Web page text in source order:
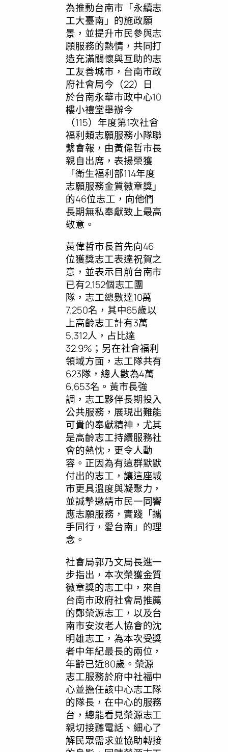
為推動台南市「永續志
工大臺南」的施政願
景，並提升市民參與志
願服務的熱情，共同打
造充滿關懷與互助的志
工友善城市，台南市政
府社會局今（22）日
於台南永華市政中心10
樓小禮堂舉辦今
（115）年度第1次社會
福利類志願服務小隊聯
繫會報，由黃偉哲市長
親自出席，表揚榮獲
「衛生福利部114年度
志願服務金質徽章獎」
的46位志工，向他們
長期無私奉獻致上最高
敬意。
黃偉哲市長首先向46
位獲獎志工表達祝賀之
意，並表示目前台南市
已有2,152個志工團
隊，志工總數達10萬
7,250名，其中65歲以
上高齡志工計有3萬
5,312人，占比達
32.9%；另在社會福利
領域方面，志工隊共有
623隊，總人數為4萬
6,653名。黃市長強
調，志工夥伴長期投入
公共服務，展現出難能
可貴的奉獻精神，尤其
是高齡志工持續服務社
會的熱忱，更令人動
容。正因為有這群默默
付出的志工，讓這座城
市更具溫度與凝聚力，
並誠摯邀請市民一同響
應志願服務，實踐「攜
手同行，愛台南」的理
念。
社會局郭乃文局長進一
步指出，本次榮獲金質
徽章獎的志工中，來自
台南市政府社會局推薦
的鄭榮源志工，以及台
南市安汝老人協會的沈
明雄志工，為本次受獎
者中年紀最長的兩位，
年齡已近80歲。榮源
志工服務於府中社福中
心並擔任該中心志工隊
的隊長，在中心的服務
台，總能看見榮源志工
親切接聽電話、細心了
解民眾需求並協助轉接